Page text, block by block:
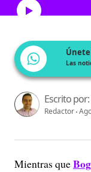
Las
Escrito por:
Redactor
Mientras que